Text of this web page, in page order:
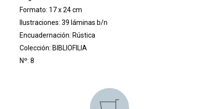
Formato: 17 x 24 cm
Ilustraciones: 39 láminas b/n
Encuadernación: Rústica
Colección: BIBLIOFILIA
Nº: 8